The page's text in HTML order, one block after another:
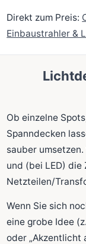
Direkt zum Preis:
Einbaustrahler &
Ob einzelne
Spanndecken
sauber
und (bei LED)
Netzteilen/
Wenn Sie sich
eine grobe Idee
oder „Akzentlicht